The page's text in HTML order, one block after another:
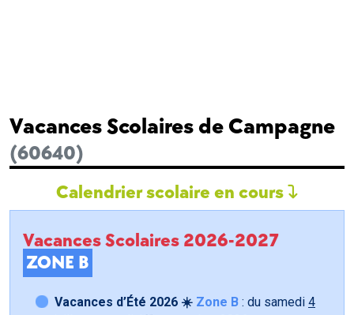
Vacances Scolaires de Campagne
(60640)
Calendrier scolaire en cours
Vacances Scolaires 2026-2027
ZONE B
Vacances d’Été 2026 ☀️ Zone B : du samedi 4